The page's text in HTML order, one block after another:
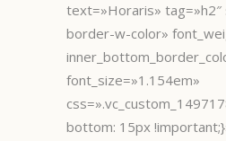
text=»Horaris»
border-w-color»
font_size=»1.154em»
bottom: 15px